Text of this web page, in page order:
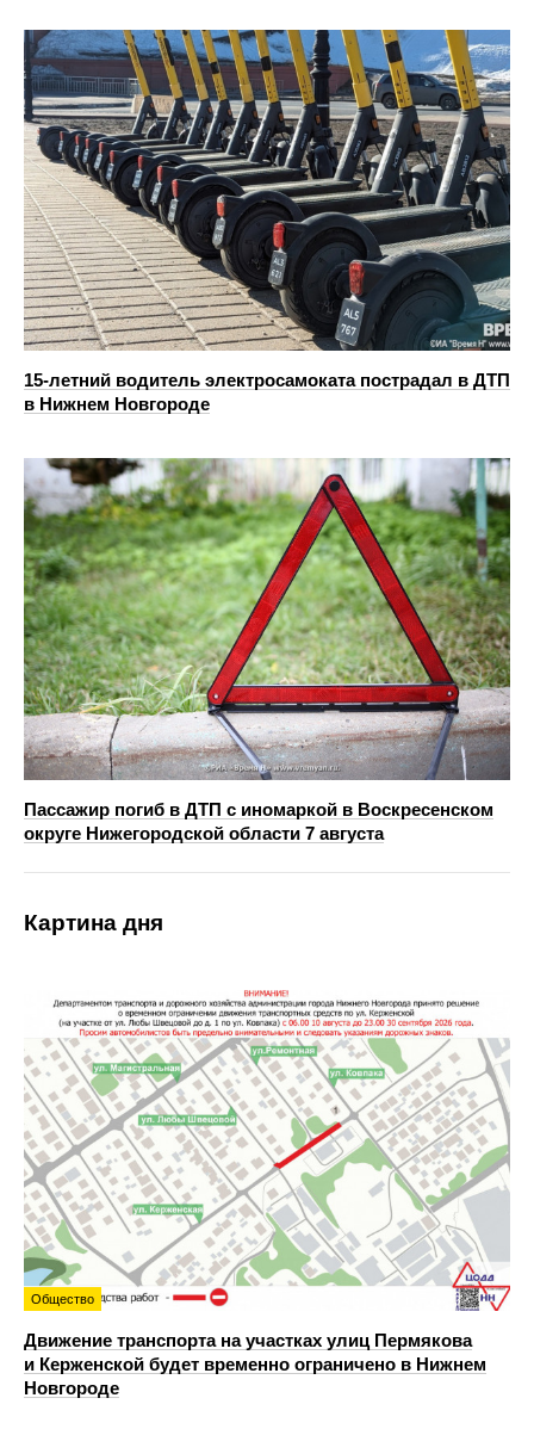
15-летний водитель электросамоката пострадал в ДТП
в Нижнем Новгороде
Пассажир погиб в ДТП с иномаркой в Воскресенском
округе Нижегородской области 7 августа
Картина дня
Общество
Движение транспорта на участках улиц Пермякова
и Керженской будет временно ограничено в Нижнем
Новгороде